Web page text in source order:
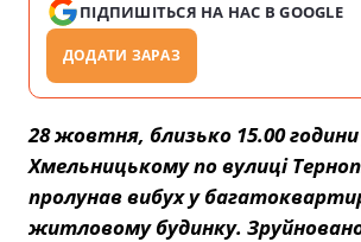
ПІДПИШІТЬСЯ НА НАС В GOOGLE
ДОДАТИ ЗАРАЗ
28 жовтня, близько 15.00
Хмельницькому по вулиці
пролунав вибух у
житловому будинку.